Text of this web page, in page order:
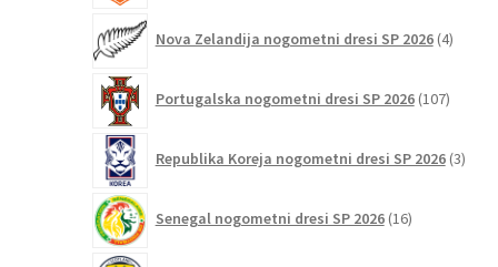
Nova Zelandija nogometni dresi SP 2026 4izdelki
Portugalska nogometni dresi SP 2026 107
Republika Koreja nogometni dresi SP 2026 3
Senegal nogometni dresi SP 2026 16izdelkov